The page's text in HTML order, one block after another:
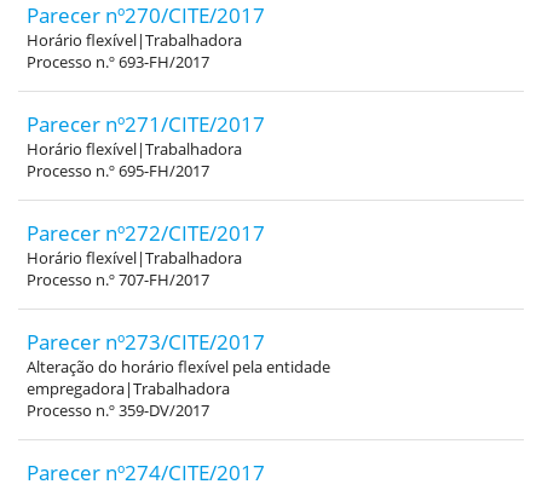
Parecer nº270/CITE/2017
Horário flexível|Trabalhadora
Processo n.º 693-FH/2017
Parecer nº271/CITE/2017
Horário flexível|Trabalhadora
Processo n.º 695-FH/2017
Parecer nº272/CITE/2017
Horário flexível|Trabalhadora
Processo n.º 707-FH/2017
Parecer nº273/CITE/2017
Alteração do horário flexível pela entidade
empregadora|Trabalhadora
Processo n.º 359-DV/2017
Parecer nº274/CITE/2017